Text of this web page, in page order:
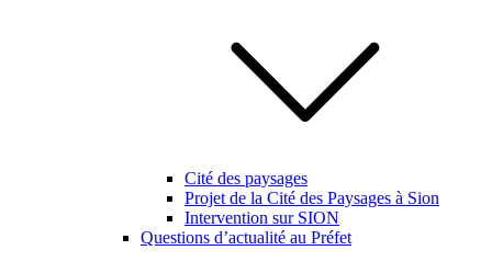
Cité des paysages
Projet de la Cité des Paysages à Sion
Intervention sur SION
Questions d’actualité au Préfet